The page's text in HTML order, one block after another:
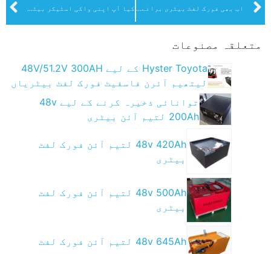
اب بھی فورک لفٹ بیٹری برائے فروخت اور حسب ضرورت کیا آپ اپنی واکی اسٹیکر بیٹری کو اپ گریڈ کرنا چاہیں گے؟ ہم اسے آپ کے لیے اپنی مرضی کے مطابق بنا سکتے ہیں۔
متعلقہ مصنوعات
Hyster Toyota کے لیے 48V/51.2V 300AH
لیتھیم آئرن فاسفیٹ فورک لفٹ بیٹریاں
توانائی ذخیرہ کرنے کے لیے 48v
200Ah لتیم آئن بیٹری
48v 420Ah لتیم آئن فورک لفٹ
بیٹری
48v 500Ah لتیم آئن فورک لفٹ
بیٹری
48v 645Ah لتیم آئن فورک لفٹ